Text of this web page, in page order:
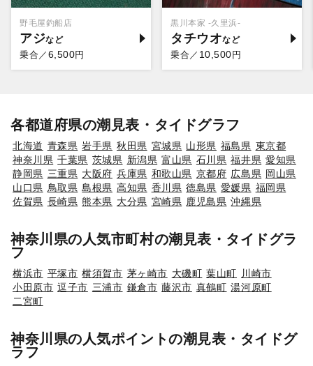
野毛屋釣船店
アジ
乗合／ 6,500円
黒川本家 -久里浜-
タチウオ
乗合／ 10,500円
各都道府県の潮見表・タイドグラフ
北海道 青森県 岩手県 秋田県 宮城県 山形県 福島県 東京都
神奈川県 千葉県 茨城県 新潟県 富山県 石川県 福井県 愛知県
静岡県 三重県 大阪府 兵庫県 和歌山県 京都府 広島県 岡山県
山口県 鳥取県 島根県 高知県 香川県 徳島県 愛媛県 福岡県
佐賀県 長崎県 熊本県 大分県 宮崎県 鹿児島県 沖縄県
神奈川県の人気市町村の潮見表・タイドグラ
フ
横浜市 平塚市 横須賀市 茅ヶ崎市 大磯町 葉山町
川崎市
小田原市 逗子市 三浦市 鎌倉市 藤沢市 真鶴町 湯河原町
二宮町
神奈川県の人気ポイントの潮見表・タイドグ
ラフ